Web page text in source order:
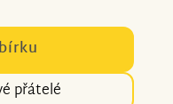
přátelé